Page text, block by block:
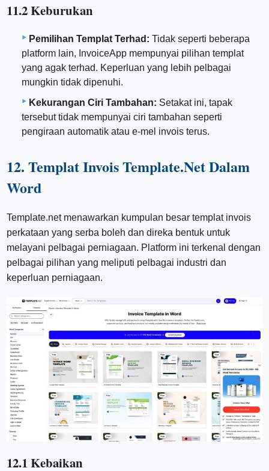
11.2 Keburukan
Pemilihan Templat Terhad: Tidak seperti beberapa
platform lain, InvoiceApp mempunyai pilihan templat
yang agak terhad. Keperluan yang lebih pelbagai
mungkin tidak dipenuhi.
Kekurangan Ciri Tambahan: Setakat ini, tapak
tersebut tidak mempunyai ciri tambahan seperti
pengiraan automatik atau e-mel invois terus.
12. Templat Invois Template.Net Dalam
Word
Template.net menawarkan kumpulan besar templat invois
perkataan yang serba boleh dan direka bentuk untuk
melayani pelbagai perniagaan. Platform ini terkenal dengan
pelbagai pilihan yang meliputi pelbagai industri dan
keperluan perniagaan.
12.1 Kebaikan